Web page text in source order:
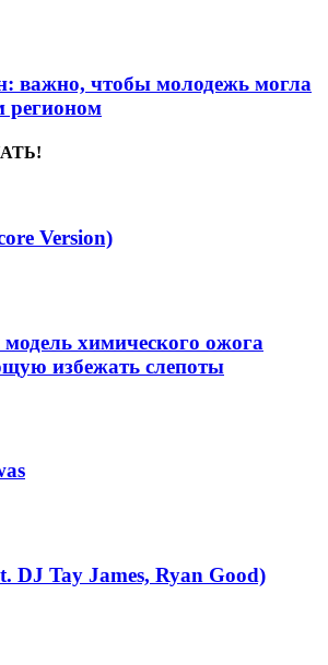
важно, чтобы молодежь могла
регионом
Version)
химического ожога
избежать слепоты
DJ Tay James, Ryan Good)